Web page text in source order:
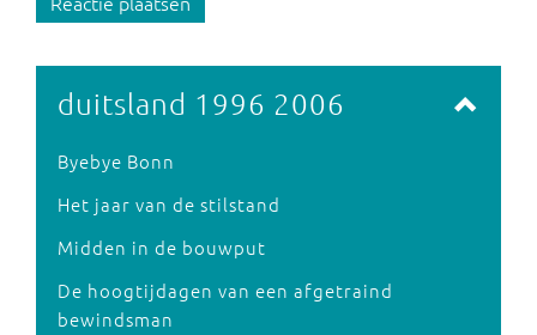
duitsland 1996 2006
Byebye Bonn
Het jaar van de stilstand
Midden in de bouwput
De hoogtijdagen van een afgetraind
bewindsman